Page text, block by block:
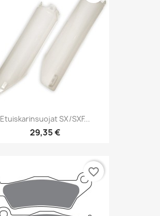
Etuiskarinsuojat SX/SXF...
29,35 €
favorite_border